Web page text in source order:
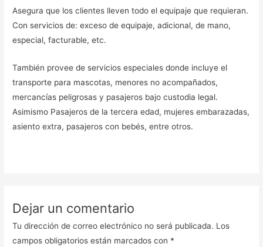
Asegura que los clientes lleven todo el equipaje que requieran.
Con servicios de: exceso de equipaje, adicional, de mano,
especial, facturable, etc.
También provee de servicios especiales donde incluye el
transporte para mascotas, menores no acompañados,
mercancías peligrosas y pasajeros bajo custodia legal.
Asimismo Pasajeros de la tercera edad, mujeres embarazadas,
asiento extra, pasajeros con bebés, entre otros.
Dejar un comentario
Tu dirección de correo electrónico no será publicada. Los
campos obligatorios están marcados con *